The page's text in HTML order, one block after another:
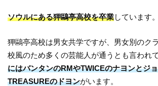
ソウルにある狎鷗亭高校を卒業しています。
狎鷗亭高校は男女共学ですが、男女別のク
校風のため多くの芸能人が通うとも言われ
にはバンタンのRMやTWICEのナヨンとジ
TREASUREのドヨンがいます。